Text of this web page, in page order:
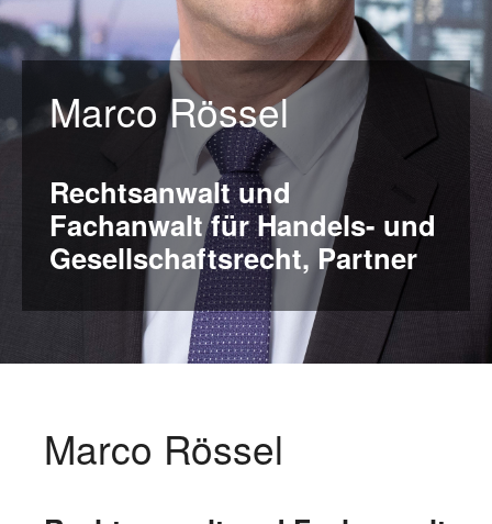
Marco Rössel
Rechtsanwalt und
Fachanwalt für Handels- und
Gesellschaftsrecht, Partner
Marco Rössel